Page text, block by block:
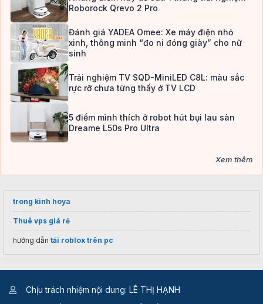
Roborock Qrevo 2 Pro
Đánh giá YADEA Omee: Xe máy điện nhỏ
xinh, thông minh “đo ni đóng giày” cho nữ
sinh
Trải nghiệm TV SQD-MiniLED C8L: màu sắc
rực rỡ chưa từng thấy ở TV LCD
5 điểm mình thích ở robot hút bụi lau sàn
Dreame L50s Pro Ultra
Xem thêm
trong kinh hoya
Thuê vps giá rẻ
hướng dẫn tải roblox trên pc
Chịu trách nhiệm nội dung: LÊ THỊ HẠNH